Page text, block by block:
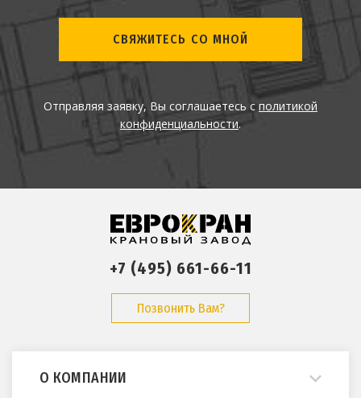
СВЯЖИТЕСЬ СО МНОЙ
Отправляя заявку, Вы соглашаетесь сполитикой
конфиденциальности.
+7 (495) 661-66-11
Позвонить Вам?
О КОМПАНИИ